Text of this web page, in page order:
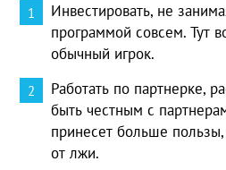
Инвестировать, не
программой совсем. Тут
обычный игрок.
Работать по партнерке,
быть честным с
принесет больше
от лжи.